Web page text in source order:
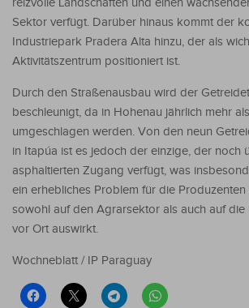
reizvolle Landschaften und einen
Sektor verfügt. Darüber hinaus kommt der
Industriepark Pradera Alta hinzu, der als
Aktivitätszentrum positioniert ist.
Durch den Straßenausbau wird der
beschleunigt, da in Hohenau jährlich mehr
umgeschlagen werden. Von den neun
in Itapúa ist es jedoch der einzige, der noch
asphaltierten Zugang verfügt, was
ein erhebliches Problem für die
sowohl auf den Agrarsektor als auch auf
vor Ort auswirkt.
Wochneblatt / IP Paraguay